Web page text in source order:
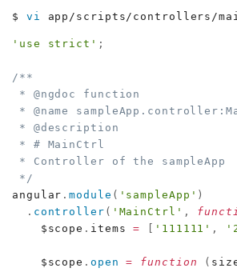
$ vi app/scripts/controllers/
'use strict' ;
/**
* @ngdoc function
* @name
* @description
* # MainCtrl
* Controller of the sampleApp
*/
angular .module ( 'sampleApp' )
. controller ( 'MainCtrl' ,
    $scope
. items = [ '111111' ,
    $scope
. open = function (